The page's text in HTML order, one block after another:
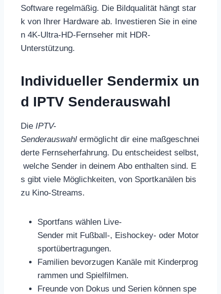
Software regelmäßig. Die Bildqualität hängt star
k von Ihrer Hardware ab. Investieren Sie in eine
n 4K-Ultra-HD-Fernseher mit HDR-
Unterstützung.
Individueller Sendermix un
d IPTV Senderauswahl
Die IPTV-
Senderauswahl ermöglicht dir eine maßgeschnei
derte Fernseherfahrung. Du entscheidest selbst,
welche Sender in deinem Abo enthalten sind. E
s gibt viele Möglichkeiten, von Sportkanälen bis
zu Kino-Streams.
Sportfans wählen Live-
Sender mit Fußball-, Eishockey- oder Motor
sportübertragungen.
Familien bevorzugen Kanäle mit Kinderprog
rammen und Spielfilmen.
Freunde von Dokus und Serien können spe